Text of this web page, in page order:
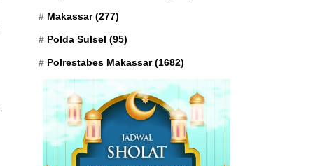
Makassar(277)
Polda Sulsel (95)
Polrestabes Makassar(1682)